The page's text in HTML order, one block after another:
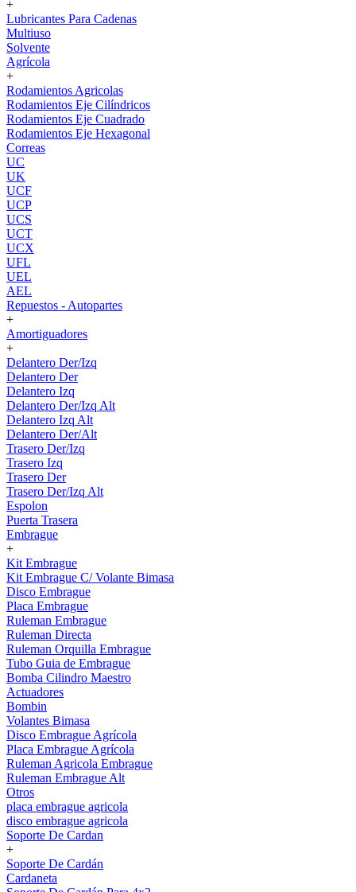
+
Lubricantes Para Cadenas
Multiuso
Solvente
Agrícola
+
Rodamientos Agricolas
Rodamientos Eje Cilíndricos
Rodamientos Eje Cuadrado
Rodamientos Eje Hexagonal
Correas
UC
UK
UCF
UCP
UCS
UCT
UCX
UFL
UEL
AEL
Repuestos - Autopartes
+
Amortiguadores
+
Delantero Der/Izq
Delantero Der
Delantero Izq
Delantero Der/Izq Alt
Delantero Izq Alt
Delantero Der/Alt
Trasero Der/Izq
Trasero Izq
Trasero Der
Trasero Der/Izq Alt
Espolon
Puerta Trasera
Embrague
+
Kit Embrague
Kit Embrague C/ Volante Bimasa
Disco Embrague
Placa Embrague
Ruleman Embrague
Ruleman Directa
Ruleman Orquilla Embrague
Tubo Guia de Embrague
Bomba Cilindro Maestro
Actuadores
Bombin
Volantes Bimasa
Disco Embrague Agrícola
Placa Embrague Agrícola
Ruleman Agricola Embrague
Ruleman Embrague Alt
Otros
placa embrague agricola
disco embrague agricola
Soporte De Cardan
+
Soporte De Cardán
Cardaneta